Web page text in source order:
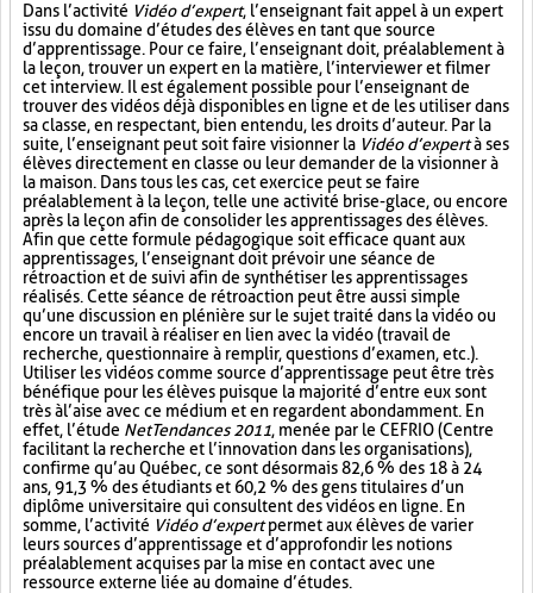
Dans l’activité Vidéo d’expert, l’enseignant fait appel à un expert
issu du domaine d’études des élèves en tant que source
d’apprentissage. Pour ce faire, l’enseignant doit, préalablement à
la leçon, trouver un expert en la matière, l’interviewer et filmer
cet interview. Il est également possible pour l’enseignant de
trouver des vidéos déjà disponibles en ligne et de les utiliser dans
sa classe, en respectant, bien entendu, les droits d’auteur. Par la
suite, l’enseignant peut soit faire visionner la Vidéo d’expertà ses
élèves directement en classe ou leur demander de la visionner à
la maison. Dans tous les cas, cet exercice peut se faire
préalablement à la leçon, telle une activité brise-glace, ou encore
après la leçon afin de consolider les apprentissages des élèves.
Afin que cette formule pédagogique soit efficace quant aux
apprentissages, l’enseignant doit prévoir une séance de
rétroaction et de suivi afin de synthétiser les apprentissages
réalisés. Cette séance de rétroaction peut être aussi simple
qu’une discussion en plénière sur le sujet traité dans la vidéo ou
encore un travail à réaliser en lien avec la vidéo (travail de
recherche, questionnaire à remplir, questions d’examen, etc.).
Utiliser les vidéos comme source d’apprentissage peut être très
bénéfique pour les élèves puisque la majorité d’entre eux sont
très à l’aise avec ce médium et en regardent abondamment. En
effet, l’étude NetTendances 2011, menée par le CEFRIO (Centre
facilitant la recherche et l’innovation dans les organisations),
confirme qu’au Québec, ce sont désormais 82,6 % des 18 à 24
ans, 91,3 % des étudiants et 60,2 % des gens titulaires d’un
diplôme universitaire qui consultent des vidéos en ligne. En
somme, l’activité Vidéo d’expertpermet aux élèves de varier
leurs sources d’apprentissage et d’approfondir les notions
préalablement acquises par la mise en contact avec une
ressource externe liée au domaine d’études.